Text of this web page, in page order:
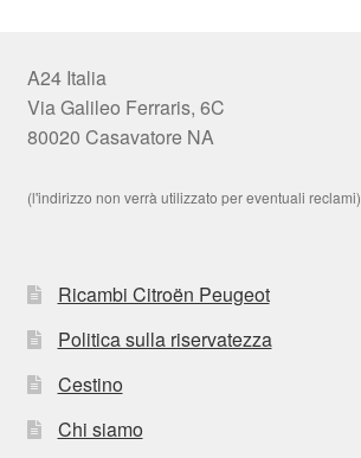
A24 Italia
Via Galileo Ferraris, 6C
80020 Casavatore NA
(l'indirizzo non verrà utilizzato per eventuali reclami)
Ricambi Citroën Peugeot
Politica sulla riservatezza
Cestino
Chi siamo